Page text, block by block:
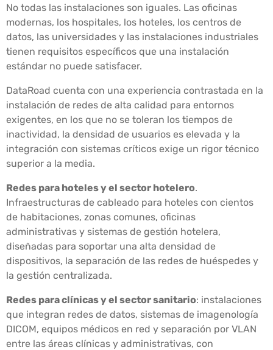
No todas las instalaciones son iguales. Las oficinas
modernas, los hospitales, los hoteles, los centros de
datos, las universidades y las instalaciones industriales
tienen requisitos específicos que una instalación
estándar no puede satisfacer.
DataRoad cuenta con una experiencia contrastada en la
instalación de redes de alta calidad para entornos
exigentes, en los que no se toleran los tiempos de
inactividad, la densidad de usuarios es elevada y la
integración con sistemas críticos exige un rigor técnico
superior a la media.
Redes para hoteles y el sector hotelero.
Infraestructuras de cableado para hoteles con cientos
de habitaciones, zonas comunes, oficinas
administrativas y sistemas de gestión hotelera,
diseñadas para soportar una alta densidad de
dispositivos, la separación de las redes de huéspedes y
la gestión centralizada.
Redes para clínicas y el sector sanitario: instalaciones
que integran redes de datos, sistemas de imagenología
DICOM, equipos médicos en red y separación por VLAN
entre las áreas clínicas y administrativas, con